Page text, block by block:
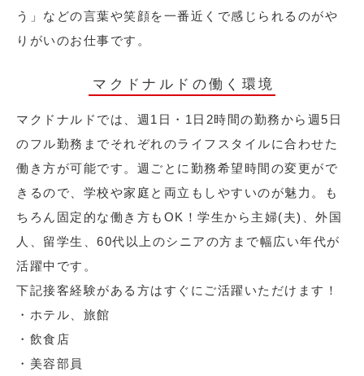
う」などの言葉や笑顔を一番近くで感じられるのがや
りがいのお仕事です。
マクドナルドの働く環境
マクドナルドでは、週1日・1日2時間の勤務から週5日
のフル勤務までそれぞれのライフスタイルに合わせた
働き方が可能です。週ごとに勤務希望時間の変更がで
きるので、学校や家庭と両立もしやすいのが魅力。も
ちろん固定的な働き方もOK！学生から主婦(夫)、外国
人、留学生、60代以上のシニアの方まで幅広い年代が
活躍中です。
下記接客経験がある方はすぐにご活躍いただけます！
・ホテル、旅館
・飲食店
・美容部員